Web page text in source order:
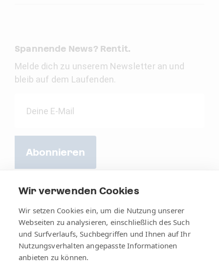
Wir verwenden Cookies
Wir setzen Cookies ein, um die Nutzung unserer
Webseiten zu analysieren, einschließlich des Such
und Surfverlaufs, Suchbegriffen und Ihnen auf Ihr
Nutzungsverhalten angepasste Informationen
anbieten zu können.
Spannende News? Rentit.
Melde dich zu unserem Newsletter an und
bleib auf dem Laufenden.
Abonnieren